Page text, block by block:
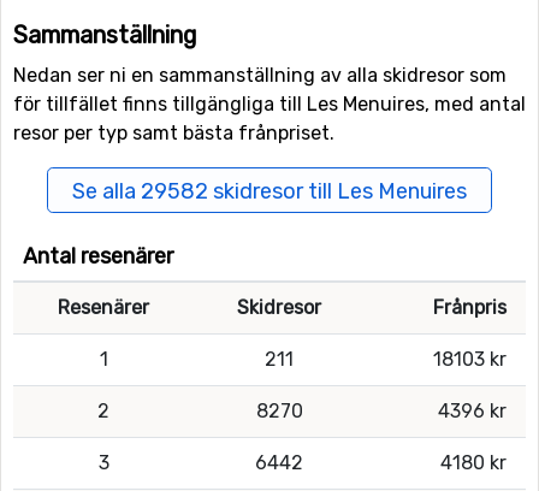
Sammanställning
Nedan ser ni en sammanställning av alla skidresor som
för tillfället finns tillgängliga till Les Menuires, med antal
resor per typ samt bästa frånpriset.
Se alla 29582 skidresor till Les Menuires
Antal resenärer
Resenärer Skidresor Frånpris
1 211 18103 kr
2 8270 4396 kr
3 6442 4180 kr